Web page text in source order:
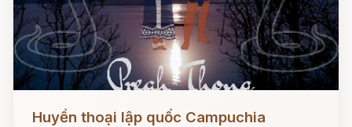
Đọc ngay
Huyền thoại lập quốc Campuchia